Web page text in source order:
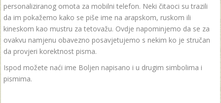
personaliziranog omota za mobilni telefon. Neki čitaoci su trazili
da im pokažemo kako se piše ime na arapskom, ruskom ili
kineskom kao mustru za tetovažu. Ovdje napominjemo da se za
ovakvu namjenu obavezno posavjetujemo s nekim ko je stručan
da provjeri korektnost pisma.
Ispod možete naći ime Boljen napisano i u drugim simbolima i
pismima.